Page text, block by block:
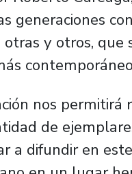
generaciones
y otros, que
nos
de
a difundir en